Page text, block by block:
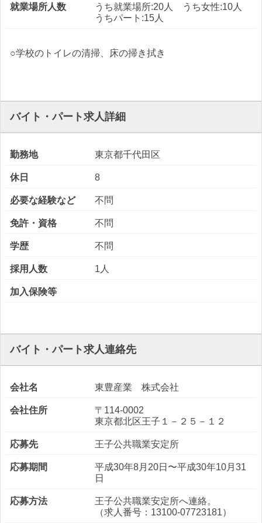
就業場所人数
うち就業場所:20人 うち女性:10人
うちパート:15人
○学校のトイレの清掃、床の掃き拭き
バイト・パート求人詳細
勤務地 東京都千代田区
休日 8
必要な経験など 不問
免許・資格 不問
学歴 不問
採用人数 1人
加入保険等
バイト・パート求人連絡先
会社名 東豊産業 株式会社
会社住所
〒114-0002
東京都北区王子１－２５－１２
応募先 王子公共職業安定所
応募期間
平成30年8月20日〜平成30年10月31
日
応募方法
王子公共職業安定所へ連絡。
（求人番号：13100-07723181）